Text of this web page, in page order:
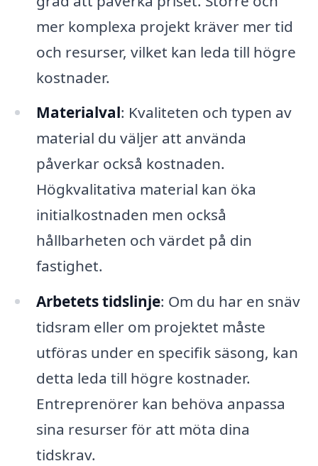
mer komplexa projekt kräver mer tid
och resurser, vilket kan leda till högre
kostnader.
Materialval: Kvaliteten och typen av
material du väljer att använda
påverkar också kostnaden.
Högkvalitativa material kan öka
initialkostnaden men också
hållbarheten och värdet på din
fastighet.
Arbetets tidslinje: Om du har en snäv
tidsram eller om projektet måste
utföras under en specifik säsong, kan
detta leda till högre kostnader.
Entreprenörer kan behöva anpassa
sina resurser för att möta dina
tidskrav.